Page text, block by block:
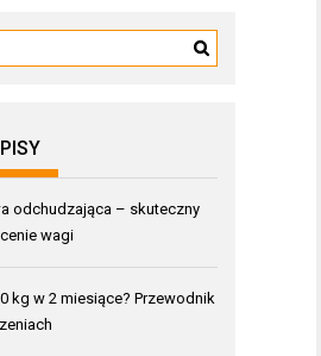
odchudzająca – skuteczny
wagi
kg w 2 miesiące? Przewodnik